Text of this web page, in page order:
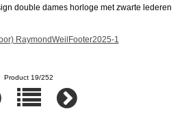
double dames horloge met zwarte lederen
Product 19/252